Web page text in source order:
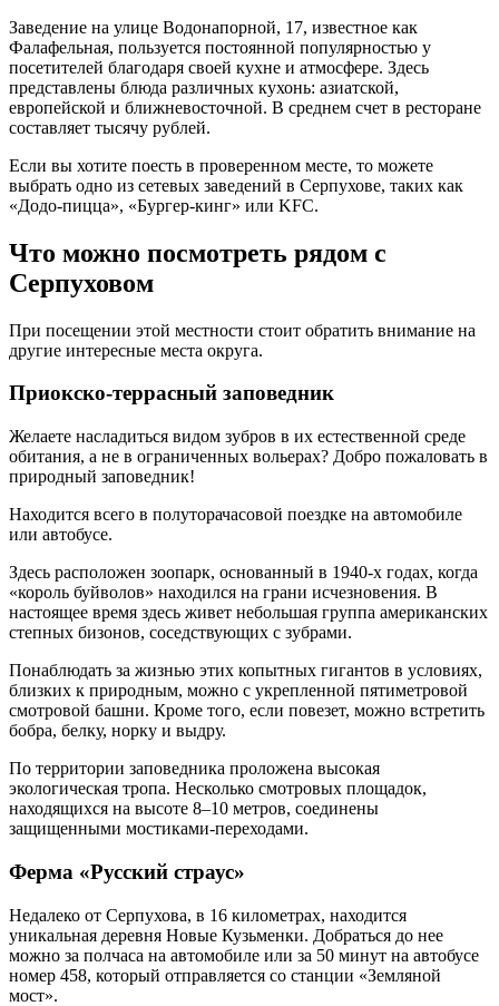
Заведение на улице Водонапорной, 17, известное как
Фалафельная, пользуется постоянной популярностью у
посетителей благодаря своей кухне и атмосфере. Здесь
представлены блюда различных кухонь: азиатской,
европейской и ближневосточной. В среднем счет в ресторане
составляет тысячу рублей.
Если вы хотите поесть в проверенном месте, то можете
выбрать одно из сетевых заведений в Серпухове, таких как
«Додо-пицца», «Бургер-кинг» или KFC.
Что можно посмотреть рядом с
Серпуховом
При посещении этой местности стоит обратить внимание на
другие интересные места округа.
Приокско-террасный заповедник
Желаете насладиться видом зубров в их естественной среде
обитания, а не в ограниченных вольерах? Добро пожаловать в
природный заповедник!
Находится всего в полуторачасовой поездке на автомобиле
или автобусе.
Здесь расположен зоопарк, основанный в 1940-х годах, когда
«король буйволов» находился на грани исчезновения. В
настоящее время здесь живет небольшая группа американских
степных бизонов, соседствующих с зубрами.
Понаблюдать за жизнью этих копытных гигантов в условиях,
близких к природным, можно с укрепленной пятиметровой
смотровой башни. Кроме того, если повезет, можно встретить
бобра, белку, норку и выдру.
По территории заповедника проложена высокая
экологическая тропа. Несколько смотровых площадок,
находящихся на высоте 8–10 метров, соединены
защищенными мостиками-переходами.
Ферма «Русский страус»
Недалеко от Серпухова, в 16 километрах, находится
уникальная деревня Новые Кузьменки. Добраться до нее
можно за полчаса на автомобиле или за 50 минут на автобусе
номер 458, который отправляется со станции «Земляной
мост».